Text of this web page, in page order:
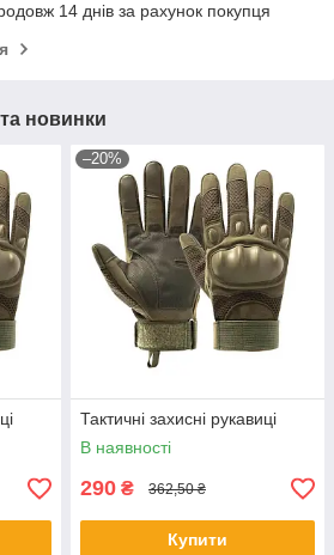
14 днів за рахунок покупця
та новинки
–20%
Тактичні захисні рукавиці
В наявності
290 ₴ 362,50 ₴
Купити